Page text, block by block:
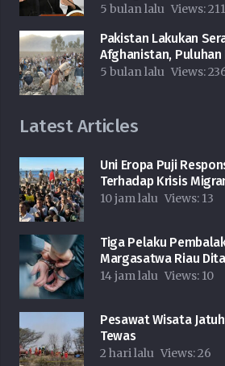
5 bulan lalu Views:211
Pakistan Lakukan
Afghanistan, Puluhan
5 bulan lalu Views:
Latest Articles
Uni Eropa Puji
Terhadap Krisis
10 jam lalu Views: 13
Tiga Pelaku
Margasatwa Riau
14 jam lalu Views: 10
Pesawat Wisata
Tewas
2 hari lalu Views:26